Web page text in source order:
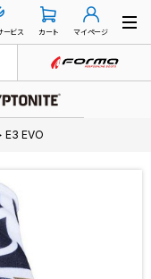
ービス カート マイページ
E3 EVO